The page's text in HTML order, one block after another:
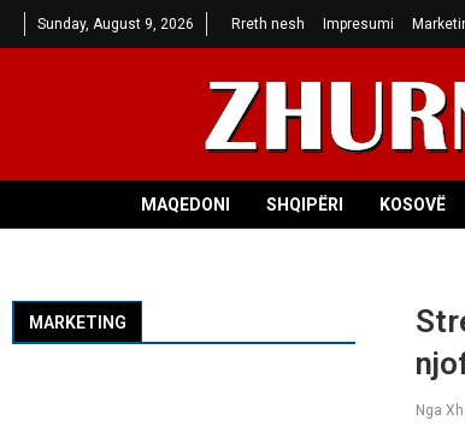
Sunday, August 9, 2026 Rreth nesh Impresumi
MAQEDONI SHQIPËRI KOSOVË
Nga Xh
MARKETING